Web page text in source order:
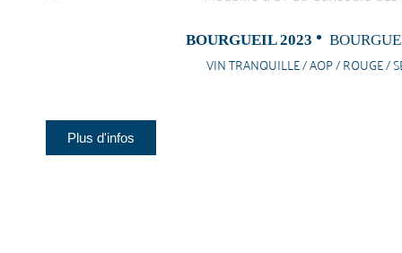
BOURGUEIL 2023
VIN TRANQUILLE / AOP / ROUGE /
Plus d'infos